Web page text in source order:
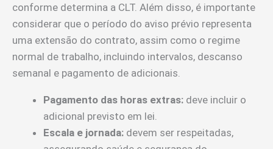
conforme determina a CLT. Além disso, é importante
considerar que o período do aviso prévio representa
uma extensão do contrato, assim como o regime
normal de trabalho, incluindo intervalos, descanso
semanal e pagamento de adicionais.
Pagamento das horas extras: deve incluir o
adicional previsto em lei.
Escala e jornada: devem ser respeitadas,